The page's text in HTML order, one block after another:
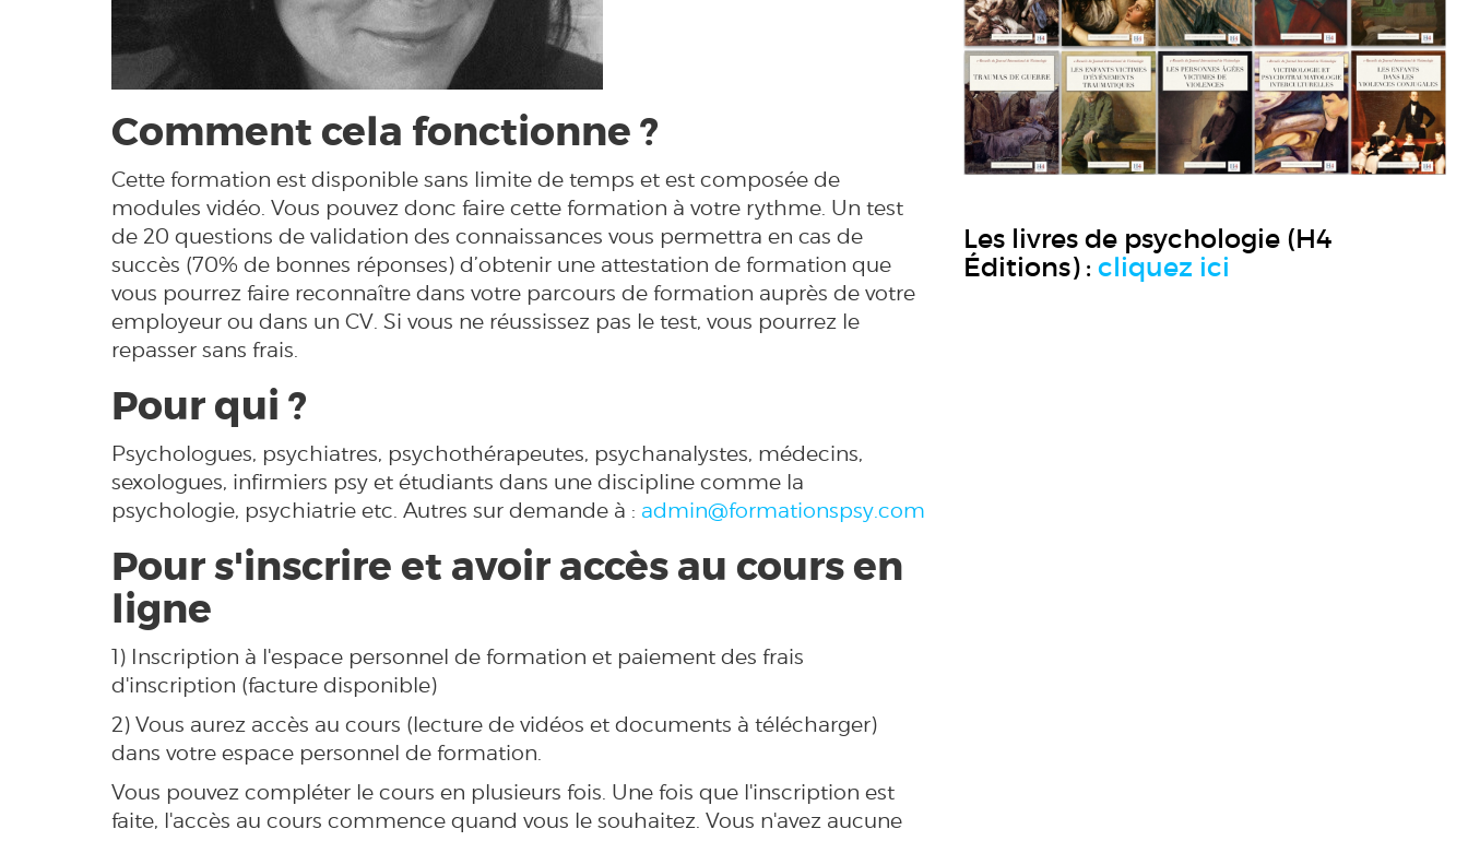
Comment cela fonctionne ?
Cette formation est disponible sans limite de temps et est composée de
modules vidéo. Vous pouvez donc faire cette formation à votre rythme. Un test
de 20 questions de validation des connaissances vous permettra en cas de
succès (70% de bonnes réponses) d’obtenir une attestation de formation que
vous pourrez faire reconnaître dans votre parcours de formation auprès de votre
employeur ou dans un CV. Si vous ne réussissez pas le test, vous pourrez le
repasser sans frais.
Pour qui ?
Psychologues, psychiatres, psychothérapeutes, psychanalystes, médecins,
sexologues, infirmiers psy et étudiants dans une discipline comme la
psychologie, psychiatrie etc. Autres sur demande à : admin@formationspsy.com
Pour s'inscrire et avoir accès au cours en
ligne
1) Inscription à l'espace personnel de formation et paiement des frais
d'inscription (facture disponible)
2) Vous aurez accès au cours (lecture de vidéos et documents à télécharger)
dans votre espace personnel de formation.
Vous pouvez compléter le cours en plusieurs fois. Une fois que l'inscription est
faite, l'accès au cours commence quand vous le souhaitez. Vous n'avez aucune
Les livres de psychologie (H4
Éditions) : cliquez ici